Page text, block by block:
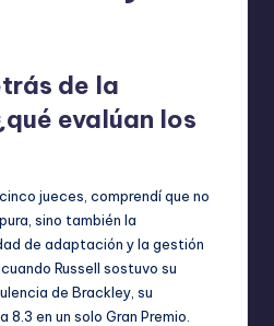
de la
evalúan los
jueces, comprendí que no
sino también la
de adaptación y la gestión
Russell sostuvo su
de Brackley, su
en un solo Gran Premio.